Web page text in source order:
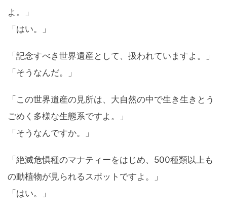
よ。」
「はい。」
「記念すべき世界遺産として、扱われていますよ。」
「そうなんだ。」
「この世界遺産の見所は、大自然の中で生き生きとう
ごめく多様な生態系ですよ。」
「そうなんですか。」
「絶滅危惧種のマナティーをはじめ、500種類以上も
の動植物が見られるスポットですよ。」
「はい。」